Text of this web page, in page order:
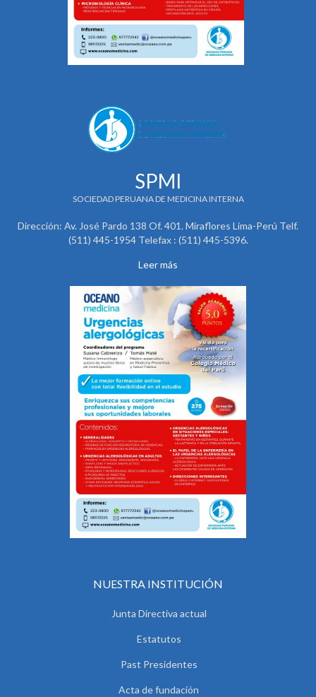
SPMI
SOCIEDAD PERUANA DE MEDICINA INTERNA
Dirección: Av. José Pardo 138 Of. 401. Miraflores Lima-Perú Telf.
(511) 445-1954 Telefax : (511) 445-5396.
Leer más
NUESTRA INSTITUCIÓN
Junta Directiva actual
Estatutos
Past Presidentes
Acta de fundación